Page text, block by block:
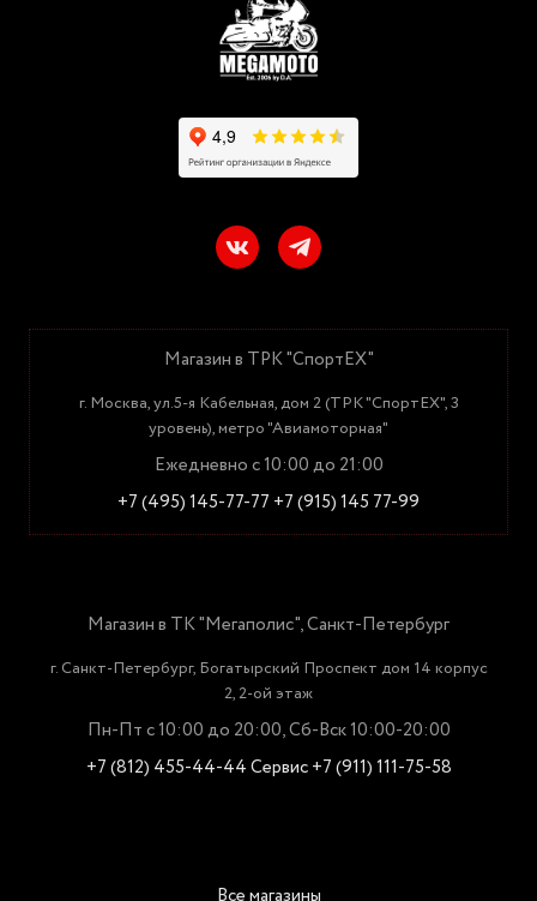
Магазин в ТРК "СпортЕХ"
г. Москва, ул.5-я Кабельная, дом 2 (ТРК "СпортЕХ", 3
уровень), метро "Авиамоторная"
Ежедневно с 10:00 до 21:00
+7 (495) 145-77-77 +7 (915) 145 77-99
Магазин в ТК "Мегаполис", Санкт-Петербург
г. Санкт-Петербург, Богатырский Проспект дом 14 корпус
2, 2-ой этаж
Пн-Пт с 10:00 до 20:00, Сб-Вск 10:00-20:00
+7 (812) 455-44-44Сервис +7 (911) 111-75-58